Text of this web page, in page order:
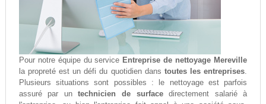
Pour notre équipe du service Entreprise de nettoyage Mereville
la propreté est un défi du quotidien dans toutes les entreprises.
Plusieurs situations sont possibles : le nettoyage est parfois
assuré par untechnicien de surfacedirectement salarié à